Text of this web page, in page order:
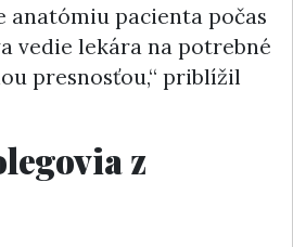
anatómiu pacienta počas
vedie lekára na potrebné
presnosťou,“ priblížil
z